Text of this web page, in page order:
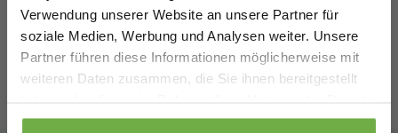
Verwendung unserer Website an unsere Partner für
soziale Medien, Werbung und Analysen weiter. Unsere
Partner führen diese Informationen möglicherweise mit
weiteren Daten zusammen, die Sie ihnen bereitgestellt
gesammelt haben.
Geburtstag